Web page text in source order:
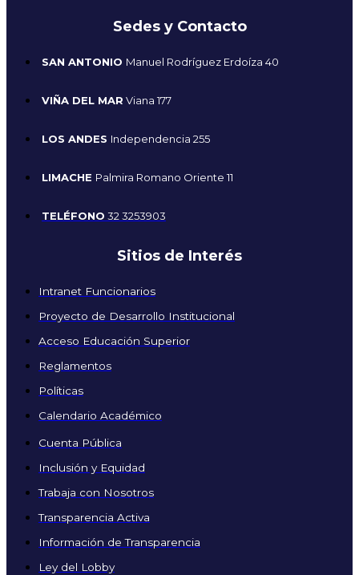
Sedes y Contacto
SAN ANTONIO Manuel Rodríguez Erdoíza 40
VIÑA DEL MAR Viana 177
LOS ANDES Independencia 255
LIMACHE Palmira Romano Oriente 11
TELÉFONO 32 3253903
Sitios de Interés
Intranet Funcionarios
Proyecto de Desarrollo Institucional
Acceso Educación Superior
Reglamentos
Políticas
Calendario Académico
Cuenta Pública
Inclusión y Equidad
Trabaja con Nosotros
Transparencia Activa
Información de Transparencia
Ley del Lobby